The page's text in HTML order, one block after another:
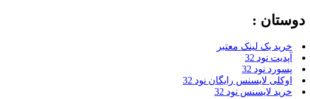
دوستان :
خرید بک لینک معتبر
آپدیت نود 32
پسورد نود 32
اوکلی لایسنس رایگان نود 32
خرید لایسنس نود 32